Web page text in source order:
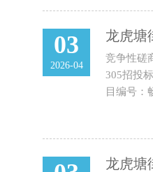
03
2026-04
龙虎塘
竞争性磋
305招投
目编号：
龙虎塘